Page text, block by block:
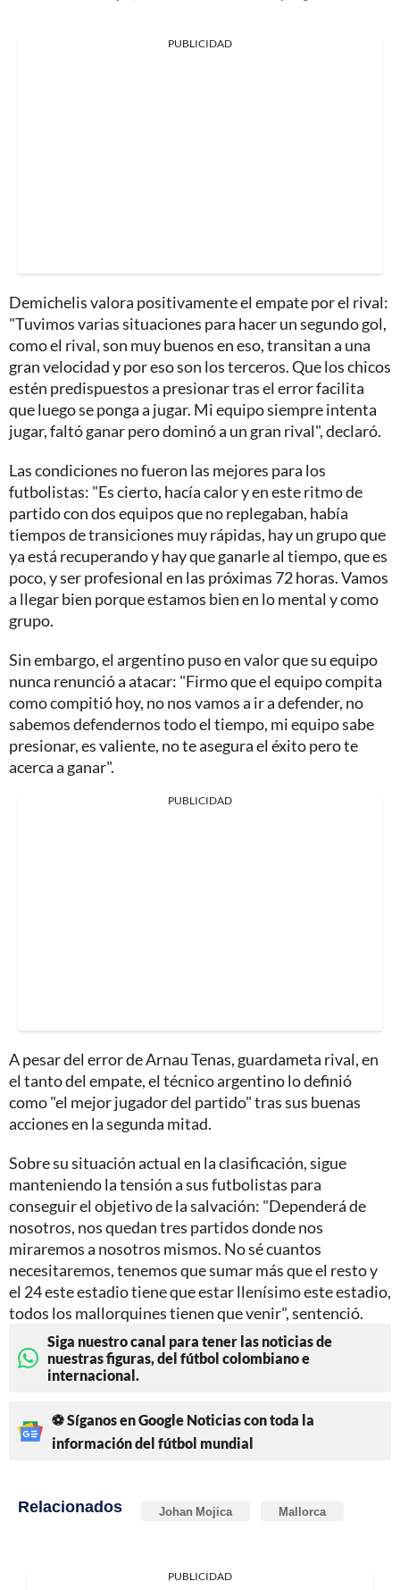
PUBLICIDAD
Demichelis valora positivamente el empate por el rival:
"Tuvimos varias situaciones para hacer un segundo gol,
como el rival, son muy buenos en eso, transitan a una
gran velocidad y por eso son los terceros. Que los chicos
estén predispuestos a presionar tras el error facilita
que luego se ponga a jugar. Mi equipo siempre intenta
jugar, faltó ganar pero dominó a un gran rival", declaró.
Las condiciones no fueron las mejores para los
futbolistas: "Es cierto, hacía calor y en este ritmo de
partido con dos equipos que no replegaban, había
tiempos de transiciones muy rápidas, hay un grupo que
ya está recuperando y hay que ganarle al tiempo, que es
poco, y ser profesional en las próximas 72 horas. Vamos
a llegar bien porque estamos bien en lo mental y como
grupo.
Sin embargo, el argentino puso en valor que su equipo
nunca renunció a atacar: "Firmo que el equipo compita
como compitió hoy, no nos vamos a ir a defender, no
sabemos defendernos todo el tiempo, mi equipo sabe
presionar, es valiente, no te asegura el éxito pero te
acerca a ganar".
PUBLICIDAD
A pesar del error de Arnau Tenas, guardameta rival, en
el tanto del empate, el técnico argentino lo definió
como "el mejor jugador del partido" tras sus buenas
acciones en la segunda mitad.
Sobre su situación actual en la clasificación, sigue
manteniendo la tensión a sus futbolistas para
conseguir el objetivo de la salvación: "Dependerá de
nosotros, nos quedan tres partidos donde nos
miraremos a nosotros mismos. No sé cuantos
necesitaremos, tenemos que sumar más que el resto y
el 24 este estadio tiene que estar llenísimo este estadio,
todos los mallorquines tienen que venir", sentenció.
Siga nuestro canal para tener las noticias de
nuestras figuras, del fútbol colombiano e
internacional.
⚽ Síganos en Google Noticias con toda la
información del fútbol mundial
Relacionados Johan Mojica Mallorca
PUBLICIDAD